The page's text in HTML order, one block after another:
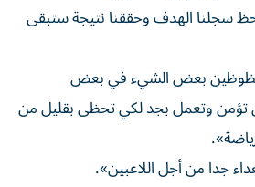
سجلنا الهدف وحققنا نتيجة ستبقى
محظوظين بعض الشيء في بعض
تؤمن وتعمل بجد لكي تحظى بقليل من
جدا من أجل اللاعبين».